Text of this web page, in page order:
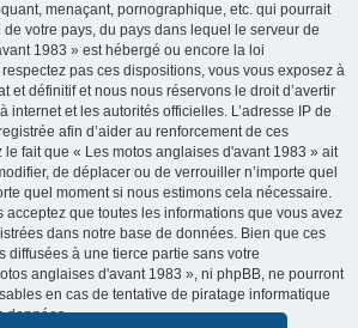
menaçant, pornographique, etc. qui pourrait
votre pays, du pays dans lequel le serveur de
1983 » est hébergé ou encore la loi
pas ces dispositions, vous vous exposez à
et définitif et nous nous réservons le droit d’avertir
internet et les autorités officielles. L’adresse IP de
afin d’aider au renforcement de ces
le fait que « Les motos anglaises d'avant 1983 » ait
de déplacer ou de verrouiller n’importe quel
quel moment si nous estimons cela nécessaire.
acceptez que toutes les informations que vous avez
dans notre base de données. Bien que ces
diffusées à une tierce partie sans votre
anglaises d'avant 1983 », ni phpBB, ne pourront
en cas de tentative de piratage informatique
données.